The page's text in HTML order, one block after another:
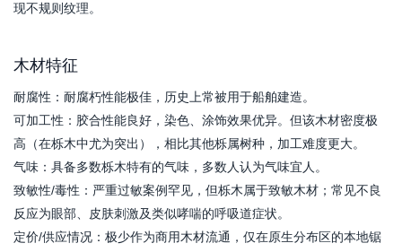
现不规则纹理。
木材特征
耐腐性：耐腐朽性能极佳，历史上常被用于船舶建造。
可加工性：胶合性能良好，染色、涂饰效果优异。但该木材密度极
高（在栎木中尤为突出），相比其他栎属树种，加工难度更大。
气味：具备多数栎木特有的气味，多数人认为气味宜人。
致敏性/毒性：严重过敏案例罕见，但栎木属于致敏木材；常见不良
反应为眼部、皮肤刺激及类似哮喘的呼吸道症状。
定价/供应情况：极少作为商用木材流通，仅在原生分布区的本地锯